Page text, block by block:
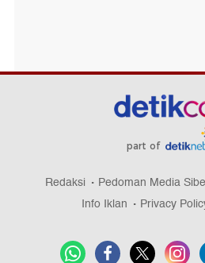
part of
Redaksi Pedoman Media
Info Iklan
Privacy